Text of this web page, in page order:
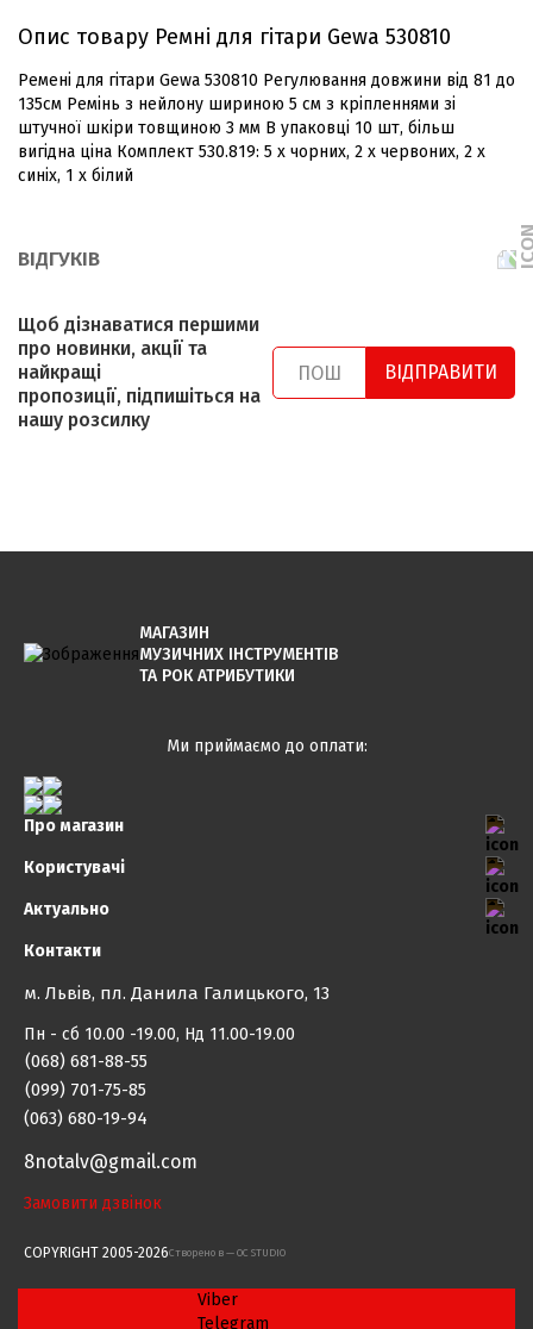
Опис товару Ремні для гітари Gewa 530810
Ремені для гітари Gewa 530810 Регулювання довжини від 81 до
135см Ремінь з нейлону шириною 5 см з кріпленнями зі
штучної шкіри товщиною 3 мм В упаковці 10 шт, більш
вигідна ціна Комплект 530.819: 5 x чорних, 2 x червоних, 2 x
синіх, 1 x білий
ВІДГУКІВ
Щоб дізнаватися першими
про новинки, акції та
найкращі
пропозиції, підпишіться на
нашу розсилку
ВІДПРАВИТИ
МАГАЗИН
МУЗИЧНИХ ІНСТРУМЕНТІВ
ТА РОК АТРИБУТИКИ
Ми приймаємо до оплати:
Контакти
м. Львів, пл. Данила Галицького, 13
Пн - сб 10.00 -19.00, Нд 11.00-19.00
(068) 681-88-55
(099) 701-75-85
(063) 680-19-94
8notalv@gmail.com
Замовити дзвінок
Про магазин
Користувачі
Актуально
COPYRIGHT 2005-2026Cтворено в — OC STUDIO
Viber
Telegram